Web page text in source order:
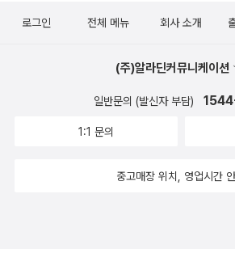
잔잔해진다. 이런저런 이유로 몸을 살피지
친절하게도 해설편에 데카르트 저술을 일목
하나다. 스피노자의 증명은 스스로 말하는 정
높이에서 시작한다. 만약에 둘이라면 이렇게
없다. 완만하게 물이 차오르듯 채운다. 이제
요약밑줄은 정작 본 줄거리와 큰 상관이 없
는 것이다.효과로서 의지는 남는다; 태양의
도) 의지도 마찬가지 효과를 낸다. 우리의 정
과만을 받아들이게 되어 있다. 그래서 결과인
이전에 뇌는 활동을 개시하는 거다.' 39p2. -
남기는데, 저자가 이 책도 썼다는 걸 눈치챈
'의지'라니 그런 건 없다고 지웠는데....뒤돌아
전의 기록을 찾아보니 능동/수동의 구조, 삼
하지만 잊히고 말 무렵, 저자의 책들을 다시
니 쉬이 잡히지 않는다. 같이 있는데, 같이 있
로그인 전체 메뉴 회사 소개
(주)알라딘커뮤니케이션
일반문의 (발신자 부담)
1:1 문의
중고매장 위치, 영업시간